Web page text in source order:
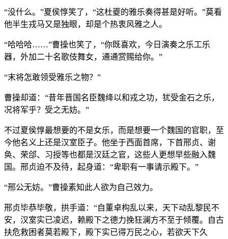
“没什么。”夏侯惇笑了，“这杜夔的雅乐奏得甚是好听。”莫看
他半生戎马又是独眼，却是个热衷风雅之人。
“哈哈哈……”曹操也笑了，“你既喜欢，今日演奏之乐工乐
器，外加二十名歌伎舞女，通通赏赐给你。”
“末将怎敢领受雅乐之物？”
曹操却道：“昔年晋国名臣魏绛以和戎之功，犹受金石之乐，
况将军乎？受之无妨。”
不过夏侯惇最想要的不是女乐，而是想要一个魏国的官职，至
今他名义上还是汉室臣子。他坐于西面首席，下首邢贞、谢
奂、荣郃、习授等也都是汉廷之官，这些人更想早些融入魏
国。邢贞迫不及待，起身道：“卑职有一事请示殿下。”
“邢公无妨。”曹操素知此人欲为自己效力。
邢贞毕恭毕敬，拱手道：“自董卓构乱以来，天下动乱黎民不
安，汉室实已凌迟，赖殿下之德力挽狂澜方不至于倾覆。自古
扶危救困者莫若殿下，殿下实已得万民之心，若欲天下久